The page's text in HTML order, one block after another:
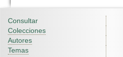
Consultar
Colecciones
Autores
Temas